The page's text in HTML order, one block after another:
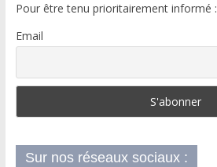
Pour être tenu prioritairement informé :
Email
Sur nos réseaux sociaux :